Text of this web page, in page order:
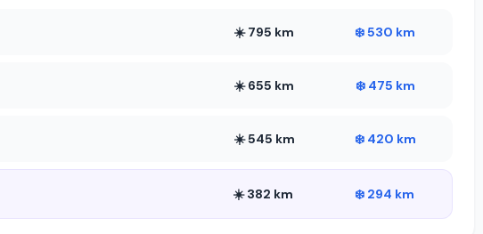
☀️ 795 km ❄️ 530 km
☀️ 655 km ❄️ 475 km
☀️ 545 km ❄️ 420 km
☀️ 382 km ❄️ 294 km